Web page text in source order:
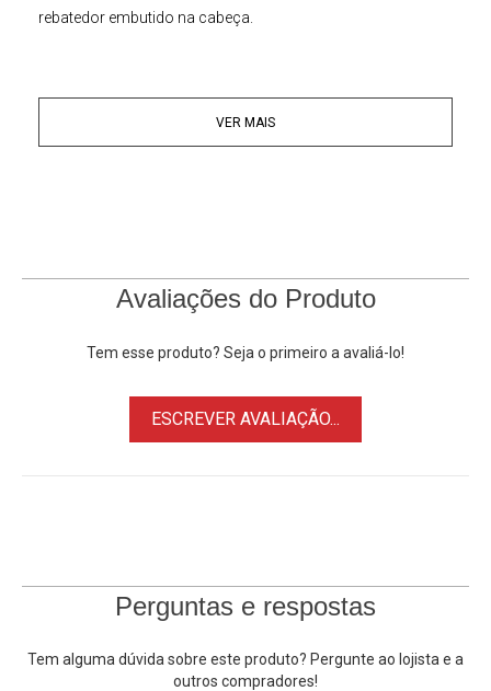
rebatedor embutido na cabeça.
um aviso sonoro para notificações audíveis sobre o status
do flash.Com ângulo na vertical de 90° e horizontal de até
• Giro vertical de 90° e horizontal de até 270°
• Alcance de conversação de até 25 metros
• Reciclagem é de até 3 segundos
Câmera Nikon D4
Câmera Nikon D3S / D3x
Nikon D610
VER MAIS
Avaliações do Produto
Tem esse produto? Seja o primeiro a avaliá-lo!
ESCREVER AVALIAÇÃO...
Perguntas e respostas
Tem alguma dúvida sobre este produto? Pergunte ao lojista e a
outros compradores!